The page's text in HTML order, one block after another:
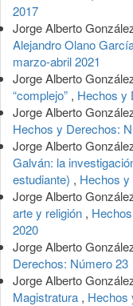
2017
Jorge Alberto
Alejandro Olano
marzo-abril 2021
Jorge Alberto
“complejo” , Hechos y
Jorge Alberto
Hechos y Derechos:
Jorge Alberto
Galván: la
estudiante) , Hechos
Jorge Alberto
arte y religión ,
2020
Jorge Alberto
Derechos: Número 23
Jorge Alberto
Magistratura , Hechos